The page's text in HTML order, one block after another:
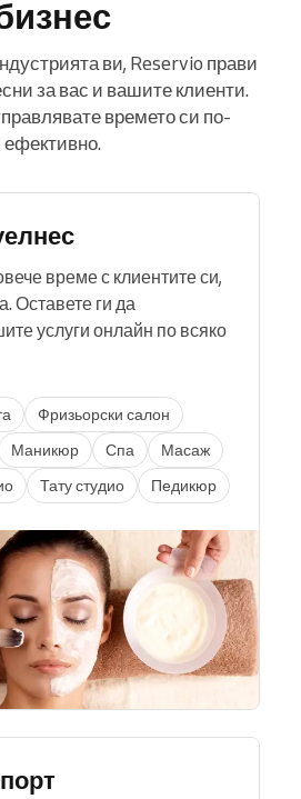
ви, Reservio прави
за вас и вашите клиенти.
времето си по-
ефективно.
време с клиентите си,
Оставете ги да
услуги онлайн по всяко
Фризьорски салон
Маникюр Спа
Масаж
Тату студио Педикюр